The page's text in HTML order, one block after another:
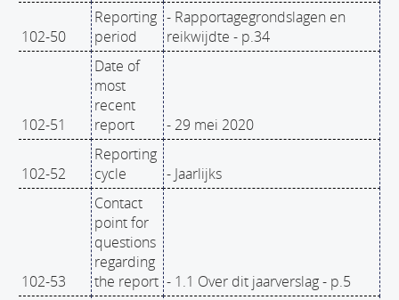
102-50
Reporting
period
- Rapportagegrondslagen en
reikwijdte - p.34
102-51
Date of
most
recent
report
- 29 mei 2020
102-52
Reporting
cycle
- Jaarlijks
102-53
Contact
point for
questions
regarding
the report - 1.1 Over dit jaarverslag - p.5